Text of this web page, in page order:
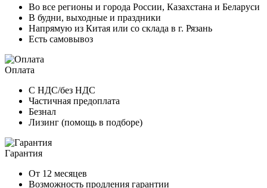
Во все регионы и города России, Казахстана и Беларуси
В будни, выходные и праздники
Напрямую из Китая или со склада в г. Рязань
Есть самовывоз
Оплата
С НДС/без НДС
Частичная предоплата
Безнал
Лизинг (помощь в подборе)
Гарантия
От 12 месяцев
Возможность продления гарантии